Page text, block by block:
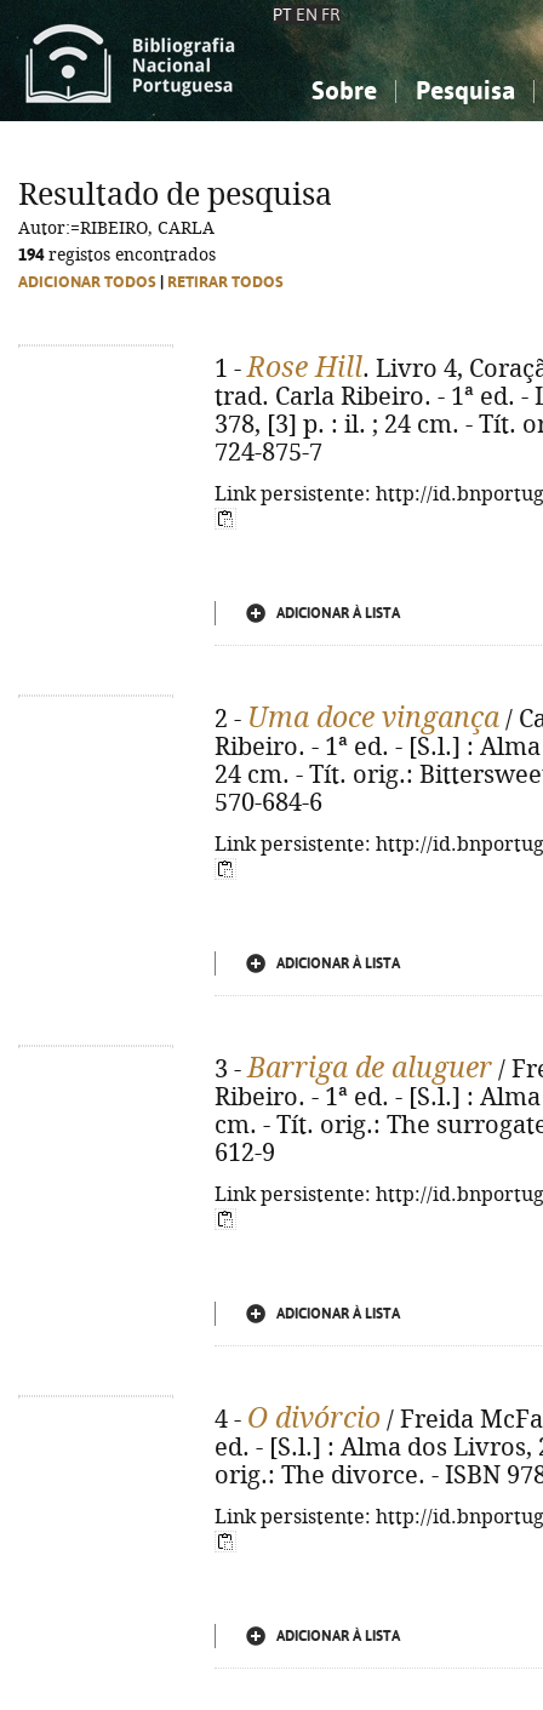
PT EN FR
Sobre Pesquisa
Ciências sociais...
Ciências sociais...
Resultado de pesquisa
Autor:=RIBEIRO, CARLA
194registos encontrados
ADICIONAR TODOS RETIRAR TODOS
1 -Rose Hill. Livro 4,
trad. Carla Ribeiro. - 1ª ed. -
378, [3] p. : il. ; 24 cm. - Tít.
724-875-7
Link persistente: http://
ADICIONAR À LISTA
2 - Uma doce vingança /
Ribeiro. - 1ª ed. - [S.l.] :
24 cm. - Tít. orig.:
570-684-6
Link persistente: http://
ADICIONAR À LISTA
3 -Barriga de aluguer /
Ribeiro. - 1ª ed. - [S.l.] :
cm. - Tít. orig.: The
612-9
Link persistente: http://
ADICIONAR À LISTA
4 - O divórcio / Freida
ed. - [S.l.] : Alma dos Livros,
orig.: The divorce. - ISBN
Link persistente: http://
ADICIONAR À LISTA